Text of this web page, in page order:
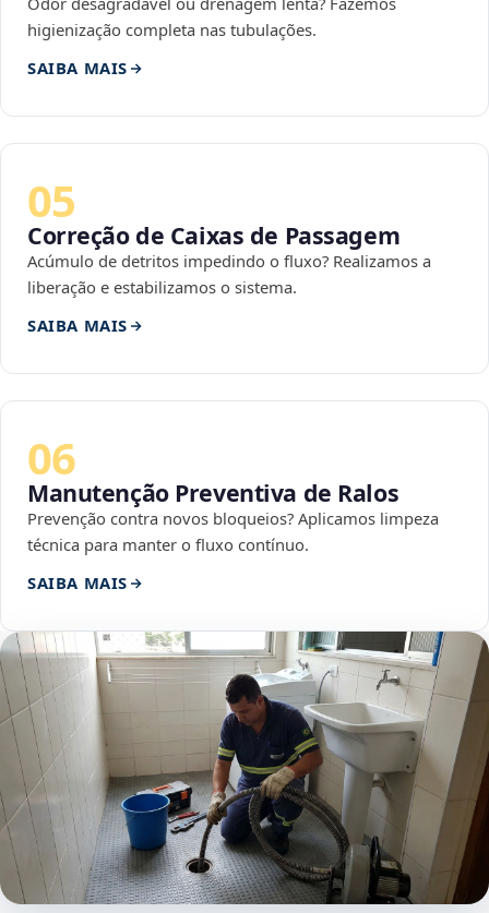
higienização completa nas tubulações.
SAIBA MAIS
05
Correção de Caixas de Passagem
Acúmulo de detritos impedindo o fluxo? Realizamos a
liberação e estabilizamos o sistema.
SAIBA MAIS
06
Manutenção Preventiva de Ralos
Prevenção contra novos bloqueios? Aplicamos limpeza
técnica para manter o fluxo contínuo.
SAIBA MAIS